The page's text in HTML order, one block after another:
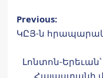
Post
Previous:
ԿԸՅ-ն
Լոնտոն-